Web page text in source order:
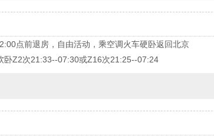
点前退房，自由活动，乘空调火车硬卧返回北京
Z2次21:33--07:30或Z16次21:25--07:24